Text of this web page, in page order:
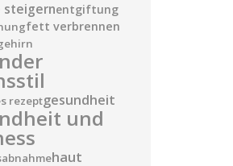
steigernentgiftung
fett verbrennen
rezeptgesundheit
und
haut